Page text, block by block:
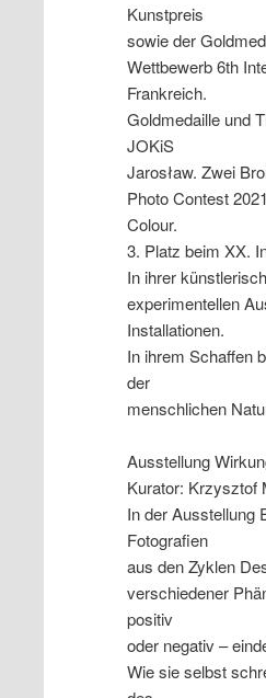
Kunstpreis
sowie der
Wettbewerb 6th
Frankreich.
Goldmedaille und
JOKiS
Jarosław. Zwei
Photo Contest
Colour.
3. Platz beim XX.
In ihrer
experimentellen
Installationen.
In ihrem Schaffen
der
menschlichen
Ausstellung
Kurator: Krzysztof
In der Ausstellung
Fotografien
aus den Zyklen
verschiedener
positiv
oder negativ –
Wie sie selbst